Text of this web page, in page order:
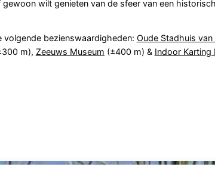
wilt genieten van de sfeer van een
volgende bezienswaardigheden: Oude Stadhuis
m), Zeeuws Museum (±400 m) & Indoor Karting